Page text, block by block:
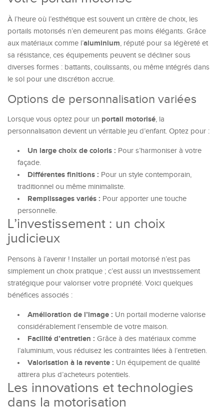
À l’heure où l’esthétique est souvent un critère de choix, les
portails motorisés n’en demeurent pas moins élégants. Grâce
aux matériaux comme l’aluminium, réputé pour sa légèreté et
sa résistance, ces équipements peuvent se décliner sous
diverses formes : battants, coulissants, ou même intégrés dans
le sol pour une discrétion accrue.
Options de personnalisation variées
Lorsque vous optez pour un portail motorisé, la
personnalisation devient un véritable jeu d’enfant. Optez pour :
Un large choix de coloris : Pour s’harmoniser à votre
façade.
Différentes finitions : Pour un style contemporain,
traditionnel ou même minimaliste.
Remplissages variés : Pour apporter une touche
personnelle.
L’investissement : un choix
judicieux
Pensons à l’avenir ! Installer un portail motorisé n’est pas
simplement un choix pratique ; c’est aussi un investissement
stratégique pour valoriser votre propriété. Voici quelques
bénéfices associés :
Amélioration de l’image : Un portail moderne valorise
considérablement l’ensemble de votre maison.
Facilité d’entretien : Grâce à des matériaux comme
l’aluminium, vous réduisez les contraintes liées à l’entretien.
Valorisation à la revente : Un équipement de qualité
attirera plus d’acheteurs potentiels.
Les innovations et technologies
dans la motorisation